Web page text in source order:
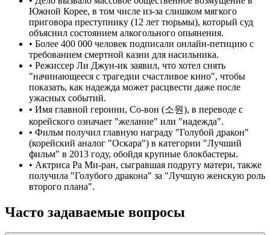
Южной Корее, в том числе из-за слишком мягкого
приговора преступнику (12 лет тюрьмы), который суд
объяснил состоянием алкогольного опьянения.
• Более 400 000 человек подписали онлайн-петицию с
требованием смертной казни для насильника.
• Режиссер Ли Джун-ик заявил, что хотел снять
"начинающееся с трагедии счастливое кино", чтобы
показать, как надежда может расцвести даже после
ужасных событий.
• Имя главной героини, Со-вон (소원), в переводе с
корейского означает "желание" или "надежда".
• Фильм получил главную награду "Голубой дракон"
(корейский аналог "Оскара") в категории "Лучший
фильм" в 2013 году, обойдя крупные блокбастеры.
• Актриса Ра Ми-ран, сыгравшая подругу матери, также
получила "Голубого дракона" за "Лучшую женскую роль
второго плана".
Часто задаваемые вопросы